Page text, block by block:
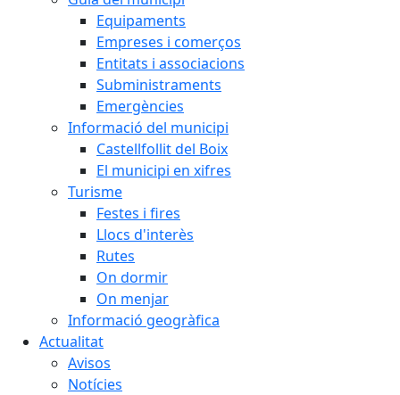
Equipaments
Empreses i comerços
Entitats i associacions
Subministraments
Emergències
Informació del municipi
Castellfollit del Boix
El municipi en xifres
Turisme
Festes i fires
Llocs d'interès
Rutes
On dormir
On menjar
Informació geogràfica
Actualitat
Avisos
Notícies